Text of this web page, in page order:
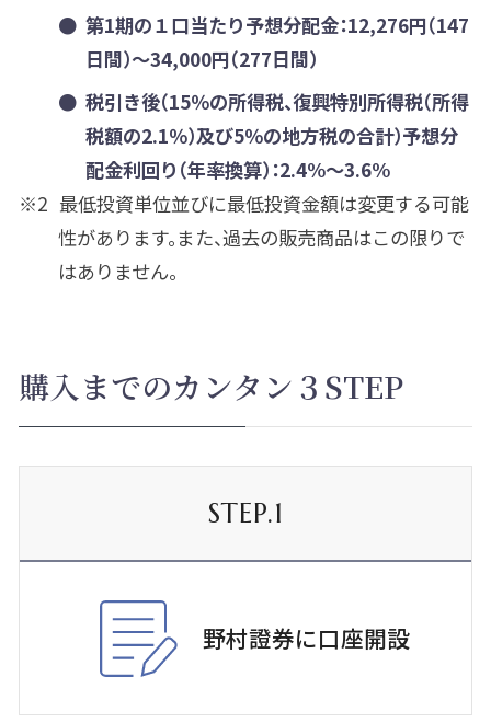
第1期の１口当たり予想分配金：12,276円（147
日間）～34,000円（277日間）
税引き後（15％の所得税、復興特別所得税（所得
税額の2.1％）及び5％の地方税の合計）予想分
配金利回り（年率換算）：2.4%～3.6%
最低投資単位並びに最低投資金額は変更する可能
性があります。また、過去の販売商品はこの限りで
はありません。
購入までのカンタン３STEP
STEP.1
野村證券に口座開設